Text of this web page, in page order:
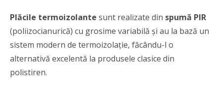
Plăcile termoizolante sunt realizate din spumă PIR
(poliizocianurică) cu grosime variabilă și au la bază un
sistem modern de termoizolație, făcându-l o
alternativă excelentă la produsele clasice din
polistiren.